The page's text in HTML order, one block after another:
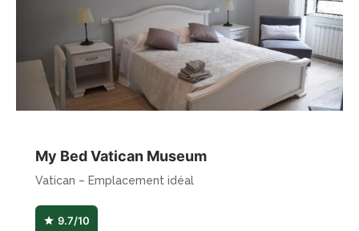
My Bed Vatican Museum
Vatican – Emplacement idéal
9.7/10